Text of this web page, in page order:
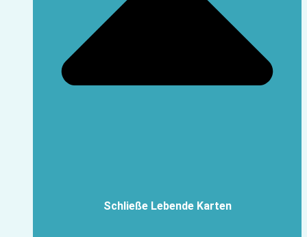
Schließe Lebende Karten